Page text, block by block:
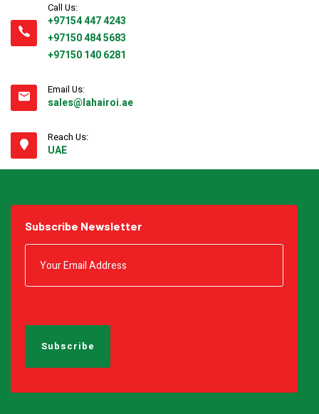
Call Us:
+97154 447 4243
+97150 484 5683
+97150 140 6281
Email Us:
sales@lahairoi.ae
Reach Us:
UAE
Subscribe Newsletter